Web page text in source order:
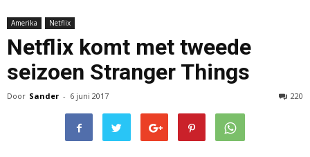
Amerika Netflix
Netflix komt met tweede
seizoen Stranger Things
Door Sander - 6 juni 2017 220